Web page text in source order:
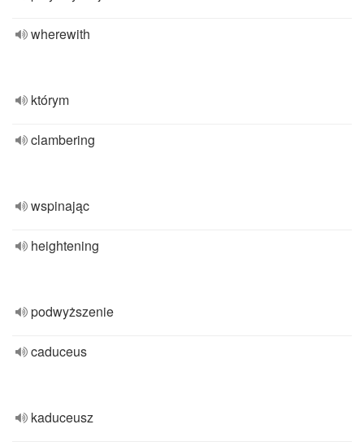
wherewith
którym
clambering
wspinając
heightening
podwyższenie
caduceus
kaduceusz